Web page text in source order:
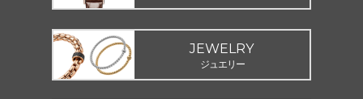
JEWELRY
ジュエリー